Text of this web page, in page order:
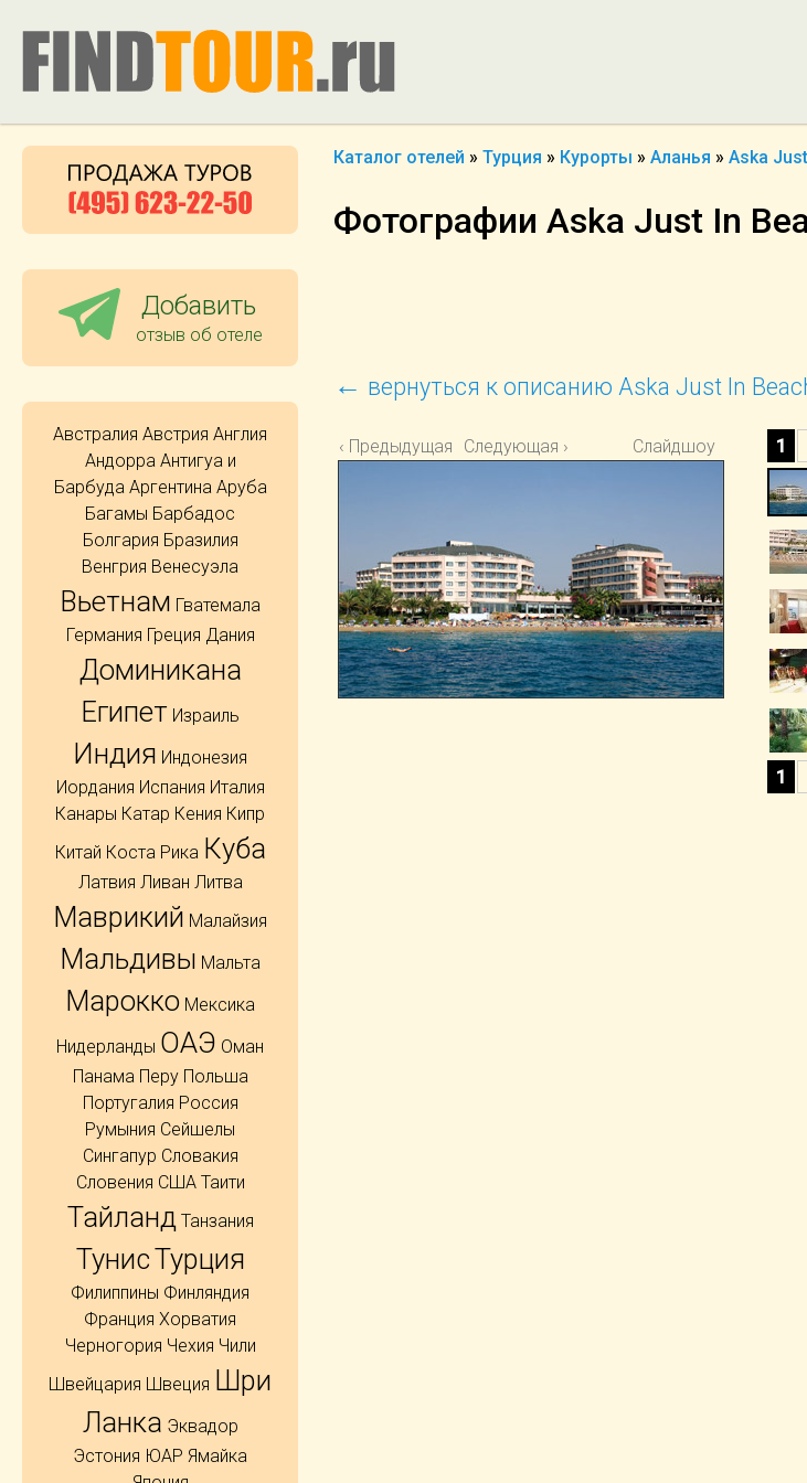
Каталог отелей » Турция » Курорты » Аланья » Aska
Фотографии Aska Just In
← вернуться к описанию Aska Just In
‹ Предыдущая Следующая › Слайдшоу 1
1
Добавить
отзыв об отеле
Австралия Австрия Англия
Андорра Антигуа и
Барбуда Аргентина Аруба
Багамы Барбадос
Болгария Бразилия
Венгрия Венесуэла
Вьетнам Гватемала
Германия Греция Дания
Доминикана
Египет Израиль
Индия Индонезия
Иордания Испания Италия
Канары Катар Кения Кипр
Китай Коста Рика Куба
Латвия Ливан Литва
Маврикий Малайзия
Мальдивы Мальта
Марокко Мексика
Нидерланды ОАЭ Оман
Панама Перу Польша
Португалия Россия
Румыния Сейшелы
Сингапур Словакия
Словения США Таити
Тайланд Танзания
ТунисТурция
Филиппины Финляндия
Франция Хорватия
Черногория Чехия Чили
Швейцария Швеция Шри
Ланка Эквадор
Эстония ЮАР Ямайка